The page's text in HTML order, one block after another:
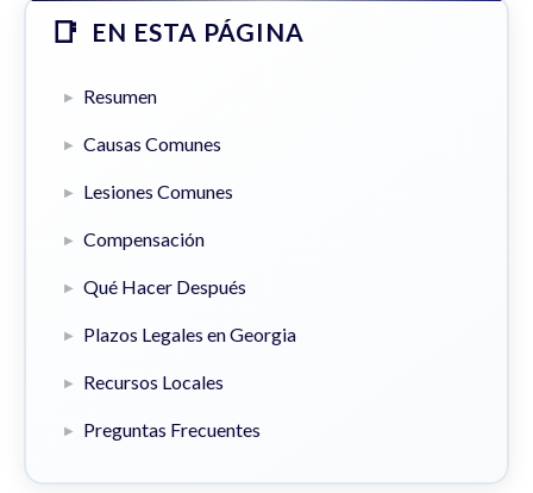
EN ESTA PÁGINA
Resumen
Causas Comunes
Lesiones Comunes
Compensación
Qué Hacer Después
Plazos Legales en Georgia
Recursos Locales
Preguntas Frecuentes